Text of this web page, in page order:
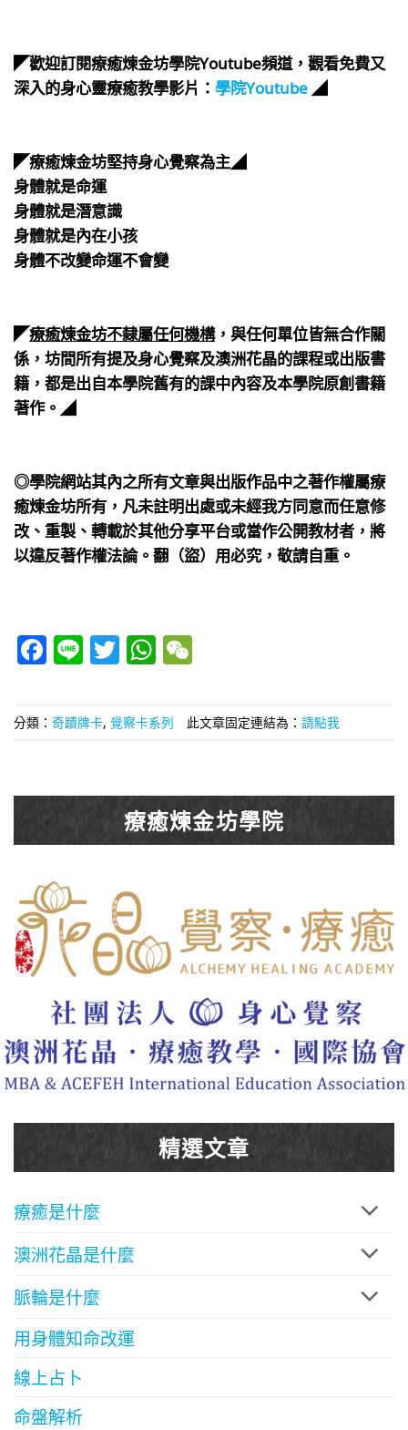
​◤歡迎訂閱療癒煉金坊學院Youtube頻道，觀看免費又
深入的身心靈療癒教學影片： 學院Youtube ◢
◤療癒煉金坊堅持身心覺察為主◢
身體就是命運
身體就是潛意識
身體就是內在小孩
身體不改變命運不會變
◤療癒煉金坊不隸屬任何機構，與任何單位皆無合作關
係，坊間所有提及身心覺察及澳洲花晶的課程或出版書
籍，都是出自本學院舊有的課中內容及本學院原創書籍
著作。◢
◎學院網站其內之所有文章與出版作品中之著作權屬療
癒煉金坊所有，凡未註明出處或未經我方同意而任意修
改、重製、轉載於其他分享平台或當作公開教材者，將
以違反著作權法論。翻（盜）用必究，敬請自重。
Facebook
LineTwitterWhatsApp
分類： 奇蹟牌卡 覺察卡系列 此文章固定連結為： 請點我
療癒煉金坊學院
精選文章
療癒是什麼
澳洲花晶是什麼
脈輪是什麼
用身體知命改運
線上占卜
命盤解析